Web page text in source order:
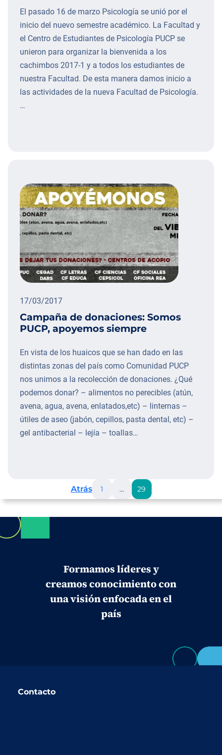
El pasado 16 de marzo Psicología se unió por el
inicio del nuevo semestre académico. La Facultad y
el Centro de Estudiantes de Psicología PUCP se
unieron para organizar la bienvenida a los
cachimbos 2017-1 y a todos los estudiantes de
nuestra Facultad. De esta manera damos inicio a
las actividades de la nueva Facultad de Psicología.
…
17/03/2017
Campaña de donaciones: Somos
PUCP, apoyemos siempre
En vista de los huaicos que se han dado en las
distintas zonas del país como Comunidad PUCP
nos unimos a la recolección de donaciones. ¿Qué
podemos donar? – alimentos no perecibles (atún,
avena, agua, avena, enlatados,etc) – linternas –
útiles de aseo (jabón, cepillos, pasta dental, etc) –
gel antibacterial – lejía – toallas…
Atrás 1 … 29
Formamos líderes y
creamos conocimiento con
una visión enfocada en el
país
Contacto